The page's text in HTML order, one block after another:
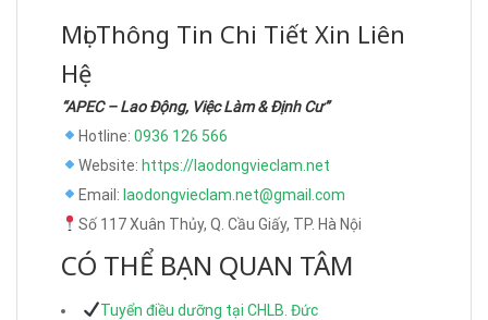
Mọi Thông Tin Chi Tiết Xin Liên
Hệ
“APEC – Lao Động, Việc Làm & Định Cư”
Hotline: 0936 126 566
Website: https://laodongvieclam.net
Email: laodongvieclam.net@gmail.com
Số 117 Xuân Thủy, Q. Cầu Giấy, TP. Hà Nội
CÓ THỂ BẠN QUAN TÂM
Tuyển điều dưỡng tại CHLB. Đức